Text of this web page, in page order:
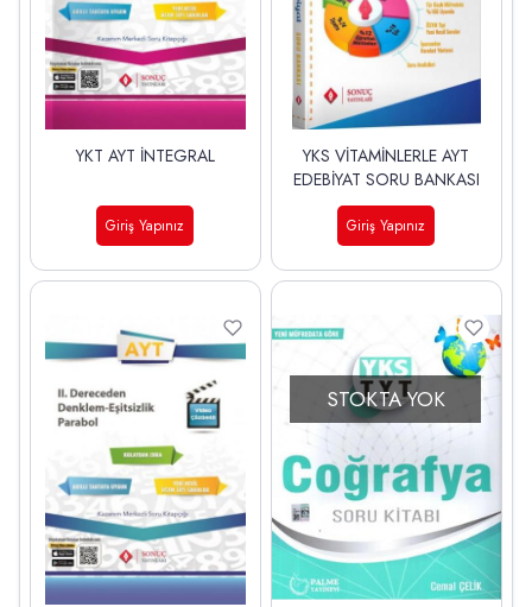
YKT AYT İNTEGRAL
Giriş Yapınız
YKS VİTAMİNLERLE AYT
EDEBİYAT SORU BANKASI
Giriş Yapınız
STOKTA YOK